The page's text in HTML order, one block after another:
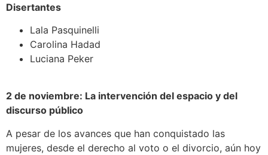
Disertantes
Lala Pasquinelli
Carolina Hadad
Luciana Peker
2 de noviembre: La intervención del espacio y del
discurso público
A pesar de los avances que han conquistado las
mujeres, desde el derecho al voto o el divorcio, aún hoy